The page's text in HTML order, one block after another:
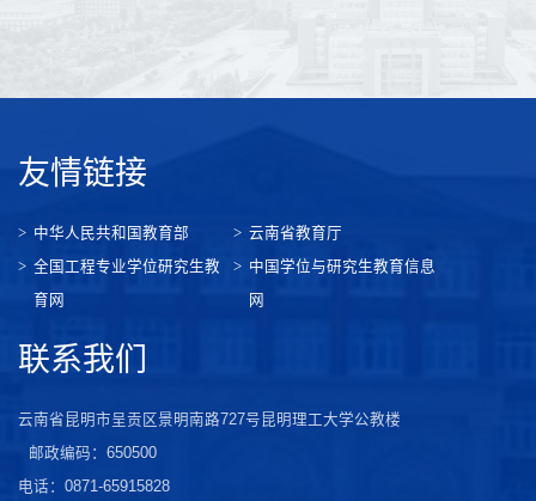
友情链接
中华人民共和国教育部
云南省教育厅
全国工程专业学位研究生教
育网
中国学位与研究生教育信息
网
联系我们
云南省昆明市呈贡区景明南路727号昆明理工大学公教楼
邮政编码：650500
电话：0871-65915828